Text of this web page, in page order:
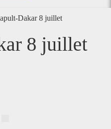
Dakar 8 juillet
8 juillet